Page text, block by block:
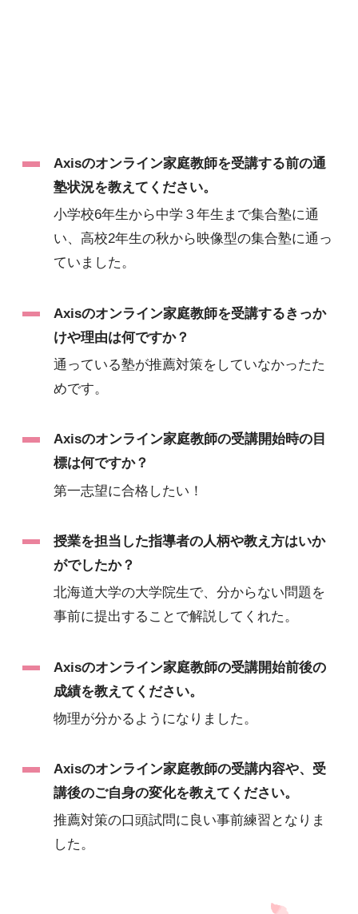
Axisのオンライン家庭教師を受講する前の通
塾状況を教えてください。
小学校6年生から中学３年生まで集合塾に通
い、高校2年生の秋から映像型の集合塾に通っ
ていました。
Axisのオンライン家庭教師を受講するきっか
けや理由は何ですか？
通っている塾が推薦対策をしていなかったた
めです。
Axisのオンライン家庭教師の受講開始時の目
標は何ですか？
第一志望に合格したい！
授業を担当した指導者の人柄や教え方はいか
がでしたか？
北海道大学の大学院生で、分からない問題を
事前に提出することで解説してくれた。
Axisのオンライン家庭教師の受講開始前後の
成績を教えてください。
物理が分かるようになりました。
Axisのオンライン家庭教師の受講内容や、受
講後のご自身の変化を教えてください。
推薦対策の口頭試問に良い事前練習となりま
した。